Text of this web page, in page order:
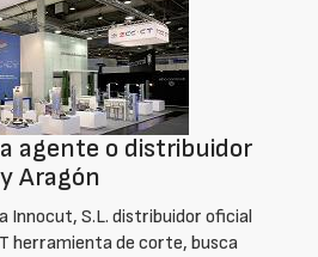
agente o distribuidor
Aragón
Innocut, S.L. distribuidor oficial
herramienta de corte, busca